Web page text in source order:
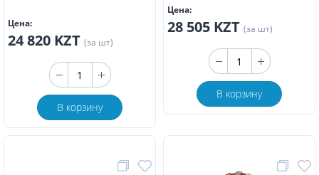
Цена:
24 820 KZT (за шт)
В корзину
Цена:
28 505 KZT (за шт)
В корзину